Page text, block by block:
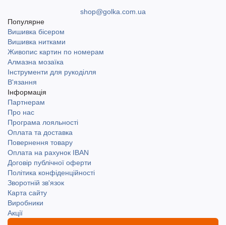
shop@golka.com.ua
Популярне
Вишивка бісером
Вишивка нитками
Живопис картин по номерам
Алмазна мозаїка
Інструменти для рукоділля
В'язання
Інформація
Партнерам
Про нас
Програма лояльності
Оплата та доставка
Повернення товару
Оплата на рахунок IBAN
Договір публічної оферти
Політика конфіденційності
Зворотній зв'язок
Карта сайту
Виробники
Акції